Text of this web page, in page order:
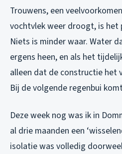
Trouwens, een
vochtvlek weer droogt, is het
Niets is minder waar. Water
ergens heen, en als het
alleen dat de constructie het
Bij de volgende regenbui
Deze week nog was ik in
al drie maanden een
isolatie was volledig